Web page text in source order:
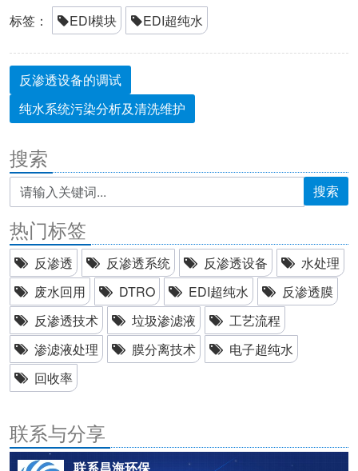
标签： EDI模块 EDI超纯水
反渗透设备的调试
纯水系统污染分析及清洗维护
搜索
搜索
热门标签
反渗透 反渗透系统 反渗透设备
水处理
废水回用
DTRO EDI超纯水
反渗透膜
反渗透技术
垃圾渗滤液
工艺流程
渗滤液处理
膜分离技术
电子超纯水
回收率
联系与分享